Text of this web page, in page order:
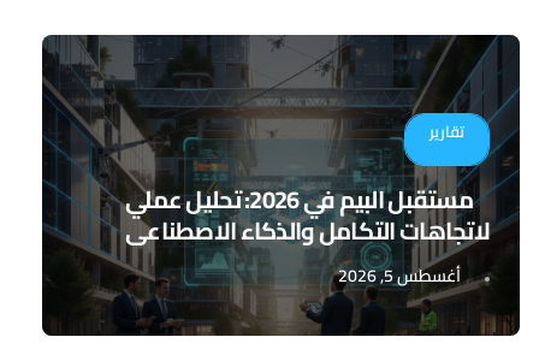
تقارير
مستقبل البيم في 2026: تحليل عملي
لاتجاهات التكامل والذكاء الاصطناعي
أغسطس 5, 2026